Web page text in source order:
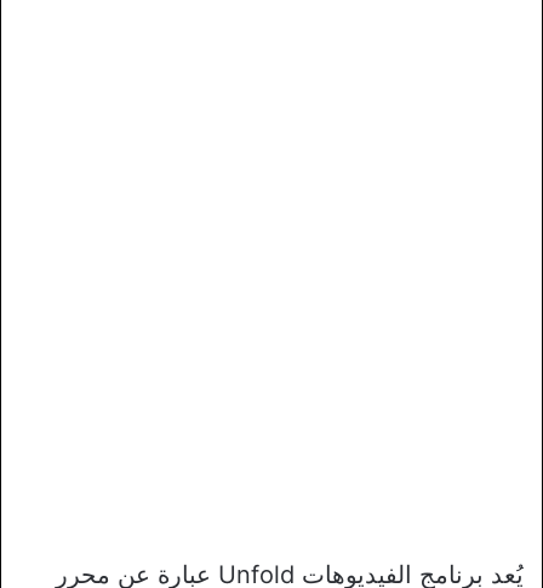
يُعد برنامج الفيديوهات Unfold عبارة عن محرر